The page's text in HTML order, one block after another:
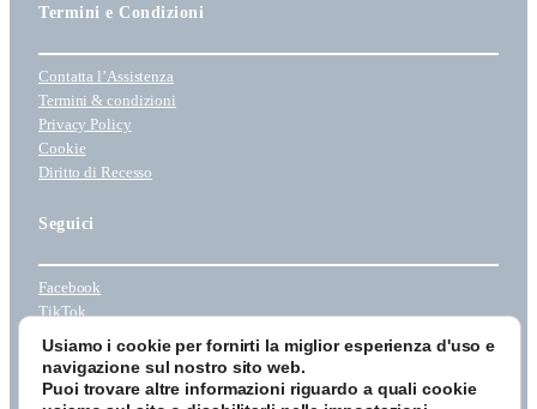
Termini e Condizioni
Contatta l’Assistenza
Termini & condizioni
Privacy Policy
Cookie
Diritto di Recesso
Seguici
Facebook
TikTok
Instagram
Youtube
© 2026 Tau Editrice Srl Unipersonale – Via Umbria 148/7 – 06059 Todi (PG) –
Usiamo i cookie per fornirti la miglior esperienza d'uso e
navigazione sul nostro sito web.
Puoi trovare altre informazioni riguardo a quali cookie